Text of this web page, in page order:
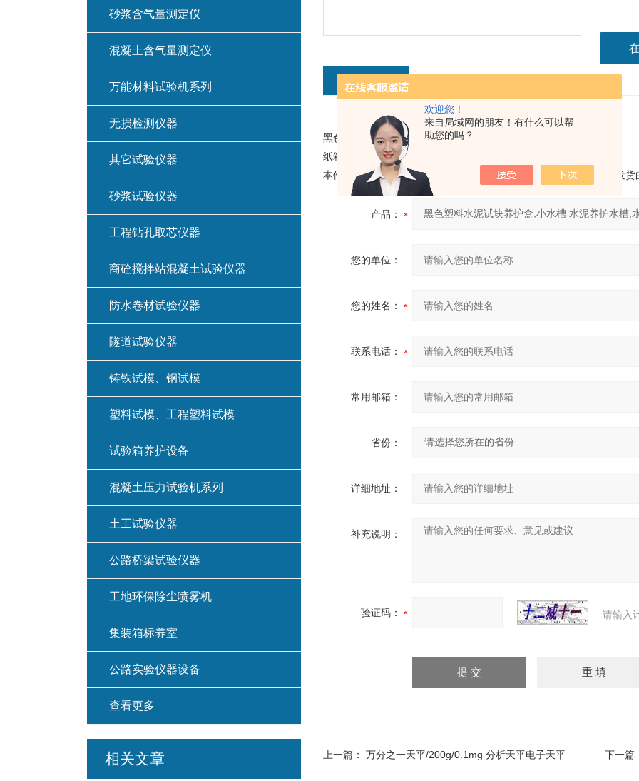
欢迎您！
来自局域网的朋友！有什么可以帮
助您的吗？
产品介绍
黑色塑料水泥试块养护盒,放6只试块 外形尺寸：15×12×19cm,
纸箱包装,12个一包，45个一箱.
本件货物只卖整包的或者30只，或者45只，其余数量不好包装，不发货
产品：
您的单位：
您的姓名：
联系电话：
常用邮箱：
省份：
详细地址：
补充说明：
验证码： 请输入
上一篇： 万分之一天平/200g/0.1mg 分析天平电子天平 下一篇
砂浆含气量测定仪
混凝土含气量测定仪
万能材料试验机系列
无损检测仪器
其它试验仪器
砂浆试验仪器
工程钻孔取芯仪器
商砼搅拌站混凝土试验仪器
防水卷材试验仪器
隧道试验仪器
铸铁试模、钢试模
塑料试模、工程塑料试模
试验箱养护设备
混凝土压力试验机系列
土工试验仪器
公路桥梁试验仪器
工地环保除尘喷雾机
集装箱标养室
公路实验仪器设备
查看更多
相关文章